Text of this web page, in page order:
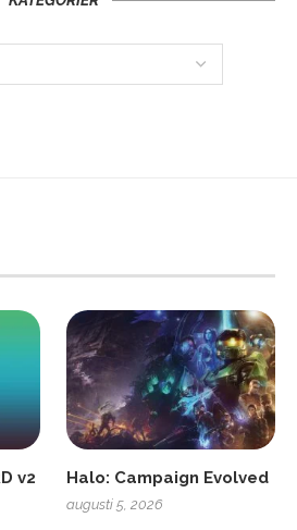
v2
Halo: Campaign Evolved
augusti 5, 2026